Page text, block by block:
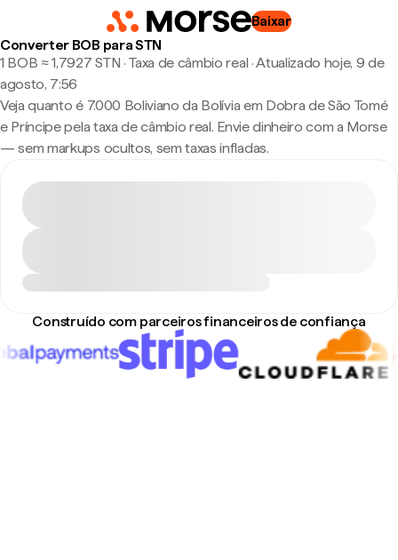
Baixar
Converter BOB para STN
1 BOB ≈ 1,7927 STN · Taxa de câmbio real ·Atualizado hoje, 9 de
agosto, 7:56
Veja quanto é 7.000 Boliviano da Bolívia em Dobra de São Tomé
e Príncipe pela taxa de câmbio real. Envie dinheiro com a Morse
— sem markups ocultos, sem taxas infladas.
Construído com parceiros financeiros de confiança